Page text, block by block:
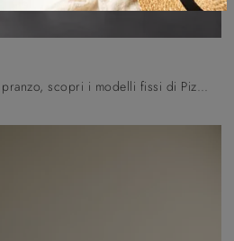
Se vuoi tavoli moderni da pranzo, scopri i modelli fissi di Pizzolato: clicca e scopri il modello Spider T in legno.